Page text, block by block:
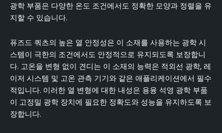
광학 부품은 다양한 온도 조건에서도 정확한 모양과 정렬을 유
지할 수 있습니다.
퓨즈드 쿼츠의 높은 열 안정성은 이 소재를 사용하는 광학 시
스템이 극한의 조건에서도 안정적으로 유지되도록 보장합니
다. 고온을 변형 없이 견디는 이 소재의 능력은 적외선 광학, 레
이저 시스템 및 고온 관측 기기와 같은 애플리케이션에서 필수
적입니다. 이러한 열 변형에 대한 내성은 용융 석영 광학 부품
이 고정밀 광학 장치에 필요한 정확도와 성능을 유지하도록 보
장합니다.